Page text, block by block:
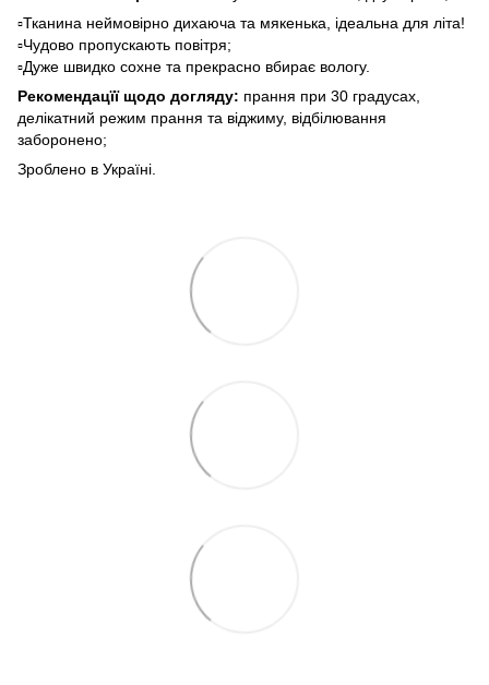
▫️Тканина неймовірно дихаюча та мякенька, ідеальна для літа!
▫️Чудово пропускають повітря;
▫️Дуже швидко сохне та прекрасно вбирає вологу.
Рекомендацїї щодо догляду: прання при 30 градусах,
делікатний режим прання та віджиму, відбілювання
заборонено;
Зроблено в Україні.